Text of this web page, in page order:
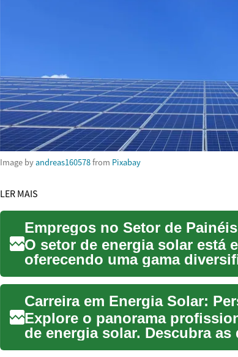
Image byandreas160578from Pixabay
LER MAIS
O setor de energia solar está
oferecendo uma gama
carreira para...
Carreira em Energia Solar:
Explore o panorama
de energia solar. Descubra
carreira...